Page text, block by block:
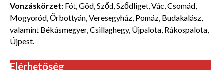
Vonzáskörzet: Fót, Göd, Sződ, Sződliget, Vác, Csomád,
Mogyoród, Őrbottyán, Veresegyház, Pomáz, Budakalász,
valamint Békásmegyer, Csillaghegy, Újpalota, Rákospalota,
Újpest.
Elérhetőség